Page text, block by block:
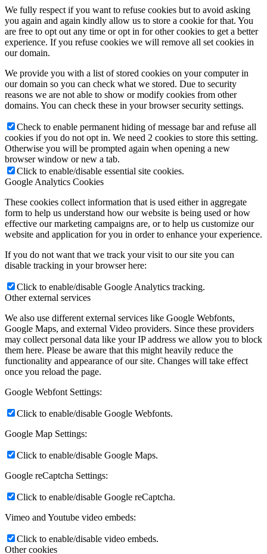
We fully respect if you want to refuse cookies but to avoid asking
you again and again kindly allow us to store a cookie for that. You
are free to opt out any time or opt in for other cookies to get a better
experience. If you refuse cookies we will remove all set cookies in
our domain.
We provide you with a list of stored cookies on your computer in
our domain so you can check what we stored. Due to security
reasons we are not able to show or modify cookies from other
domains. You can check these in your browser security settings.
Check to enable permanent hiding of message bar and refuse all
cookies if you do not opt in. We need 2 cookies to store this setting.
Otherwise you will be prompted again when opening a new
browser window or new a tab.
Click to enable/disable essential site cookies.
Google Analytics Cookies
These cookies collect information that is used either in aggregate
form to help us understand how our website is being used or how
effective our marketing campaigns are, or to help us customize our
website and application for you in order to enhance your experience.
If you do not want that we track your visit to our site you can
disable tracking in your browser here:
Click to enable/disable Google Analytics tracking.
Other external services
We also use different external services like Google Webfonts,
Google Maps, and external Video providers. Since these providers
may collect personal data like your IP address we allow you to block
them here. Please be aware that this might heavily reduce the
functionality and appearance of our site. Changes will take effect
once you reload the page.
Google Webfont Settings:
Click to enable/disable Google Webfonts.
Google Map Settings:
Click to enable/disable Google Maps.
Google reCaptcha Settings:
Click to enable/disable Google reCaptcha.
Vimeo and Youtube video embeds:
Click to enable/disable video embeds.
Other cookies